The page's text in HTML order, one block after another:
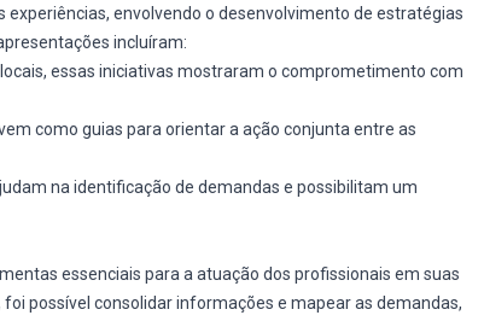
envolvendo o desenvolvimento de estratégias
incluíram:
essas iniciativas mostraram o comprometimento com
como guias para orientar a ação conjunta entre as
na identificação de demandas e possibilitam um
essenciais para a atuação dos profissionais em suas
possível consolidar informações e mapear as demandas,